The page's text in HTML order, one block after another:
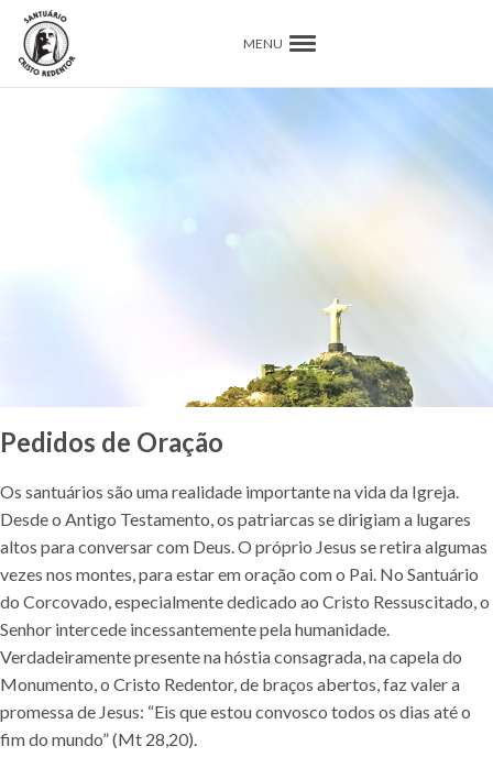
MENU
Pedidos de Oração
Os santuários são uma realidade importante na vida da Igreja.
Desde o Antigo Testamento, os patriarcas se dirigiam a lugares
altos para conversar com Deus. O próprio Jesus se retira algumas
vezes nos montes, para estar em oração com o Pai. No Santuário
do Corcovado, especialmente dedicado ao Cristo Ressuscitado, o
Senhor intercede incessantemente pela humanidade.
Verdadeiramente presente na hóstia consagrada, na capela do
Monumento, o Cristo Redentor, de braços abertos, faz valer a
promessa de Jesus: “Eis que estou convosco todos os dias até o
fim do mundo” (Mt 28,20).